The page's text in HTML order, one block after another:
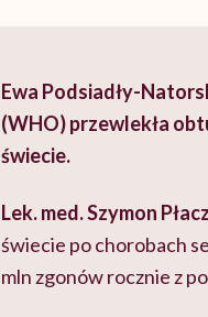
Ewa Podsiadły-
(WHO) przewlekła
świecie.
Lek. med. Szymon
świecie po chorobach
mln zgonów rocznie z